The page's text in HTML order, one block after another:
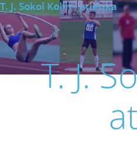
T. J. Sokol Kolín - atletika
T. J.